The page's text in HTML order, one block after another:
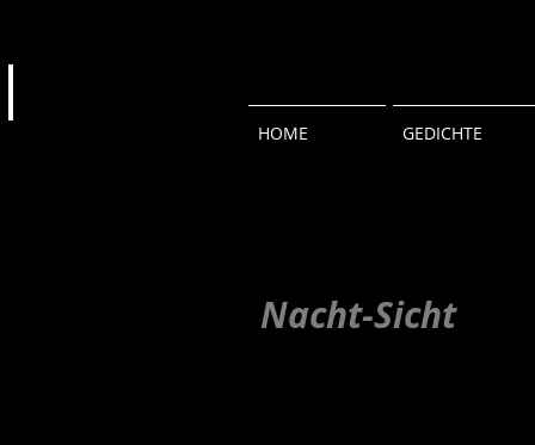
HOME GEDICHTE
Nacht-Sicht